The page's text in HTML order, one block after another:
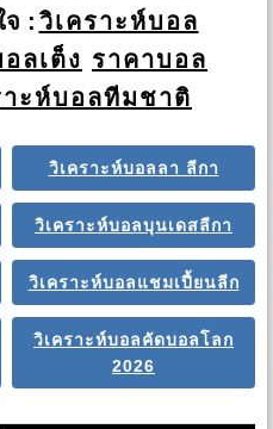
: วิเคราะห์บอล
ลเต็ง ราคาบอล
าะห์บอลทีมชาติ
วิเคราะห์บอลลา ลีกา
วิเคราะห์บอลบุนเดสลีกา
วิเคราะห์บอลแชมเปี้ยนลีก
วิเคราะห์บอลคัดบอลโลก
2026